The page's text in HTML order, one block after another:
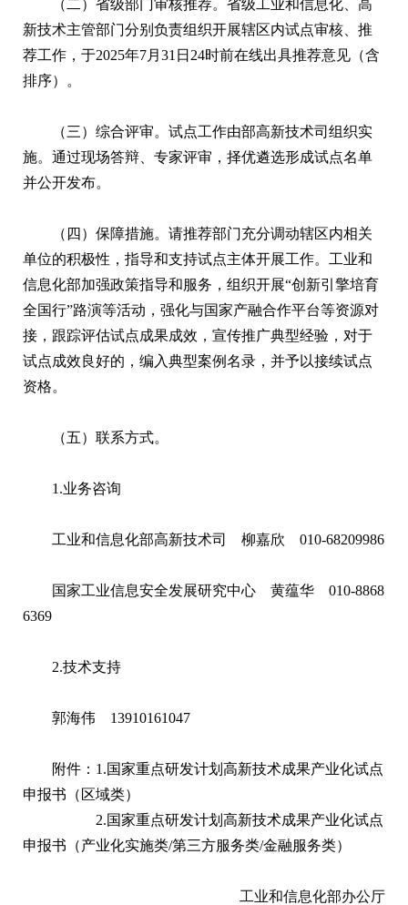
（二）省级部门审核推荐。省级工业和信息化、高
新技术主管部门分别负责组织开展辖区内试点审核、推
荐工作，于2025年7月31日24时前在线出具推荐意见（含
排序）。
（三）综合评审。试点工作由部高新技术司组织实
施。通过现场答辩、专家评审，择优遴选形成试点名单
并公开发布。
（四）保障措施。请推荐部门充分调动辖区内相关
单位的积极性，指导和支持试点主体开展工作。工业和
信息化部加强政策指导和服务，组织开展“创新引擎培育
全国行”路演等活动，强化与国家产融合作平台等资源对
接，跟踪评估试点成果成效，宣传推广典型经验，对于
试点成效良好的，编入典型案例名录，并予以接续试点
资格。
（五）联系方式。
1.业务咨询
工业和信息化部高新技术司 柳嘉欣 010-68209986
国家工业信息安全发展研究中心 黄蕴华 010-8868
6369
2.技术支持
郭海伟 13910161047
附件：1.国家重点研发计划高新技术成果产业化试点
申报书（区域类）
2.国家重点研发计划高新技术成果产业化试点
申报书（产业化实施类/第三方服务类/金融服务类）
工业和信息化部办公厅